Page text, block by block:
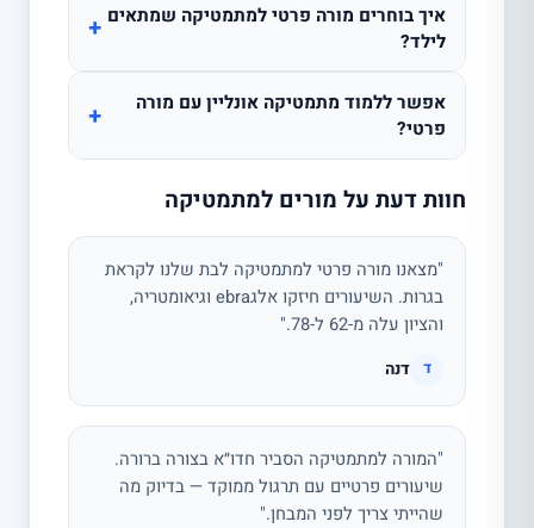
איך בוחרים מורה פרטי למתמטיקה שמתאים
לילד?
+
אפשר ללמוד מתמטיקה אונליין עם מורה
פרטי?
+
חוות דעת על מורים למתמטיקה
"מצאנו מורה פרטי למתמטיקה לבת שלנו לקראת
בגרות. השיעורים חיזקו אלגebra וגיאומטריה,
והציון עלה מ-62 ל-78."
ד דנה
"המורה למתמטיקה הסביר חדו״א בצורה ברורה.
שיעורים פרטיים עם תרגול ממוקד — בדיוק מה
שהייתי צריך לפני המבחן."